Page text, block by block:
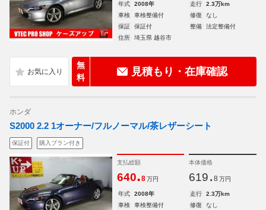
年式 2008年 走行
2.3万km
車検
車検整備付 修復
なし
保証
保証付 整備
法定整備付
住所
埼玉県 越谷市
無
料
見積もり・在庫確認
ホンダ
S2000 2.2 1オーナー/フルノーマル/茶レザーシート
保証付 購入プラン付き
支払総額
640.8 万円
本体価格
619. 8 万円
年式 2008年 走行
2.3万km
車検
車検整備付 修復
なし